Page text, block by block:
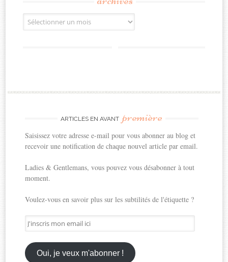
Archives
ARTICLES EN AVANT première
Saisissez votre adresse e-mail pour vous abonner au blog et
recevoir une notification de chaque nouvel article par email.
Ladies & Gentlemans, vous pouvez vous désabonner à tout
moment.
Voulez-vous en savoir plus sur les subtilités de l'étiquette ?
J'inscris
mon
email
ici
Oui, je veux m'abonner !